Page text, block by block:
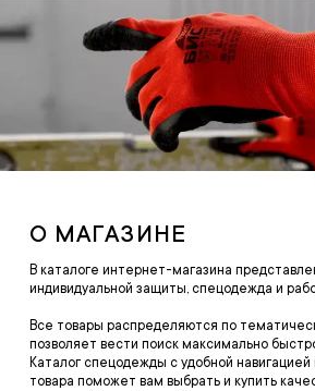
О МАГАЗИНЕ
В каталоге интернет-магазина
индивидуальной защиты, спецодежда и
Все товары распределяются по
позволяет вести поиск максимально
Каталог спецодежды с удобной
товара поможет вам выбрать и купить